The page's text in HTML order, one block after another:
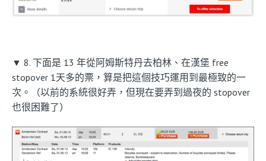
▼ 8. 下面是 13 年從阿姆斯特丹去柏林、在漢堡 free
stopover 1天多的票，算是把這個技巧運用到最極致的一
次。（以前的系統很好弄，但現在要弄到過夜的 stopover
也很困難了）